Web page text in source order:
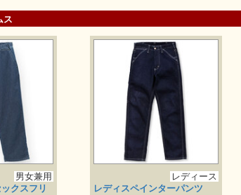
ス
男女兼用
クスフリ
レディース
レディスペインターパンツ